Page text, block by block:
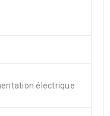
électrique